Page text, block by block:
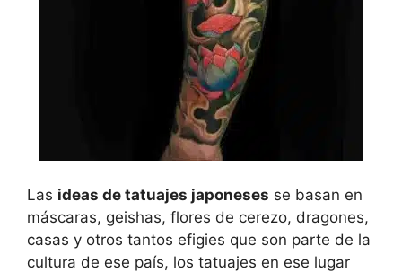
Las ideas de tatuajes japoneses se basan en
máscaras, geishas, flores de cerezo, dragones,
casas y otros tantos efigies que son parte de la
cultura de ese país, los tatuajes en ese lugar